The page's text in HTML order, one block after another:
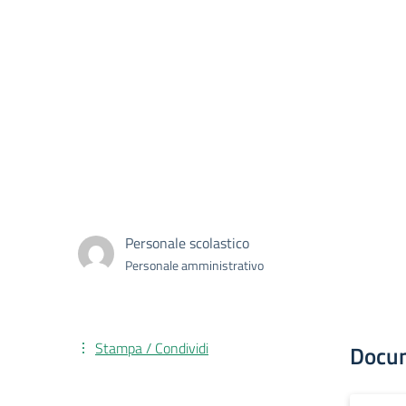
Personale scolastico
Personale amministrativo
Stampa / Condividi